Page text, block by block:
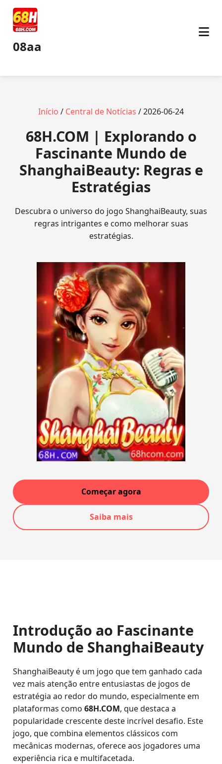
08aa
Início / Central de Notícias / 2026-06-24
68H.COM | Explorando o
Fascinante Mundo de
ShanghaiBeauty: Regras e
Estratégias
Descubra o universo do jogo ShanghaiBeauty, suas
regras intrigantes e como melhorar suas
estratégias.
Começar agora
Saiba mais
Introdução ao Fascinante
Mundo de ShanghaiBeauty
ShanghaiBeauty é um jogo que tem ganhado cada
vez mais atenção entre entusiastas de jogos de
estratégia ao redor do mundo, especialmente em
plataformas como68H.COM, que destaca a
popularidade crescente deste incrível desafio. Este
jogo, que combina elementos clássicos com
mecânicas modernas, oferece aos jogadores uma
experiência rica e multifacetada.